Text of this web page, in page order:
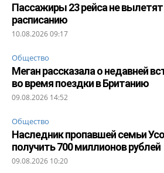
Пассажиры 23 рейса не вылетят
расписанию
10.08.2026 09:17
Общество
Меган рассказала о недавней
во время поездки в Британию
09.08.2026 14:52
Общество
Наследник пропавшей семьи
получить 700 миллионов рублей
09.08.2026 10:20